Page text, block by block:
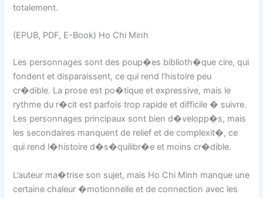
totalement.
(EPUB, PDF, E-Book) Ho Chi Minh
Les personnages sont des poup�es biblioth�que cire, qui
fondent et disparaissent, ce qui rend l’histoire peu
cr�dible. La prose est po�tique et expressive, mais le
rythme du r�cit est parfois trop rapide et difficile � suivre.
Les personnages principaux sont bien d�velopp�s, mais
les secondaires manquent de relief et de complexit�, ce
qui rend l�histoire d�s�quilibr�e et moins cr�dible.
L’auteur ma�trise son sujet, mais Ho Chi Minh manque une
certaine chaleur �motionnelle et de connection avec les